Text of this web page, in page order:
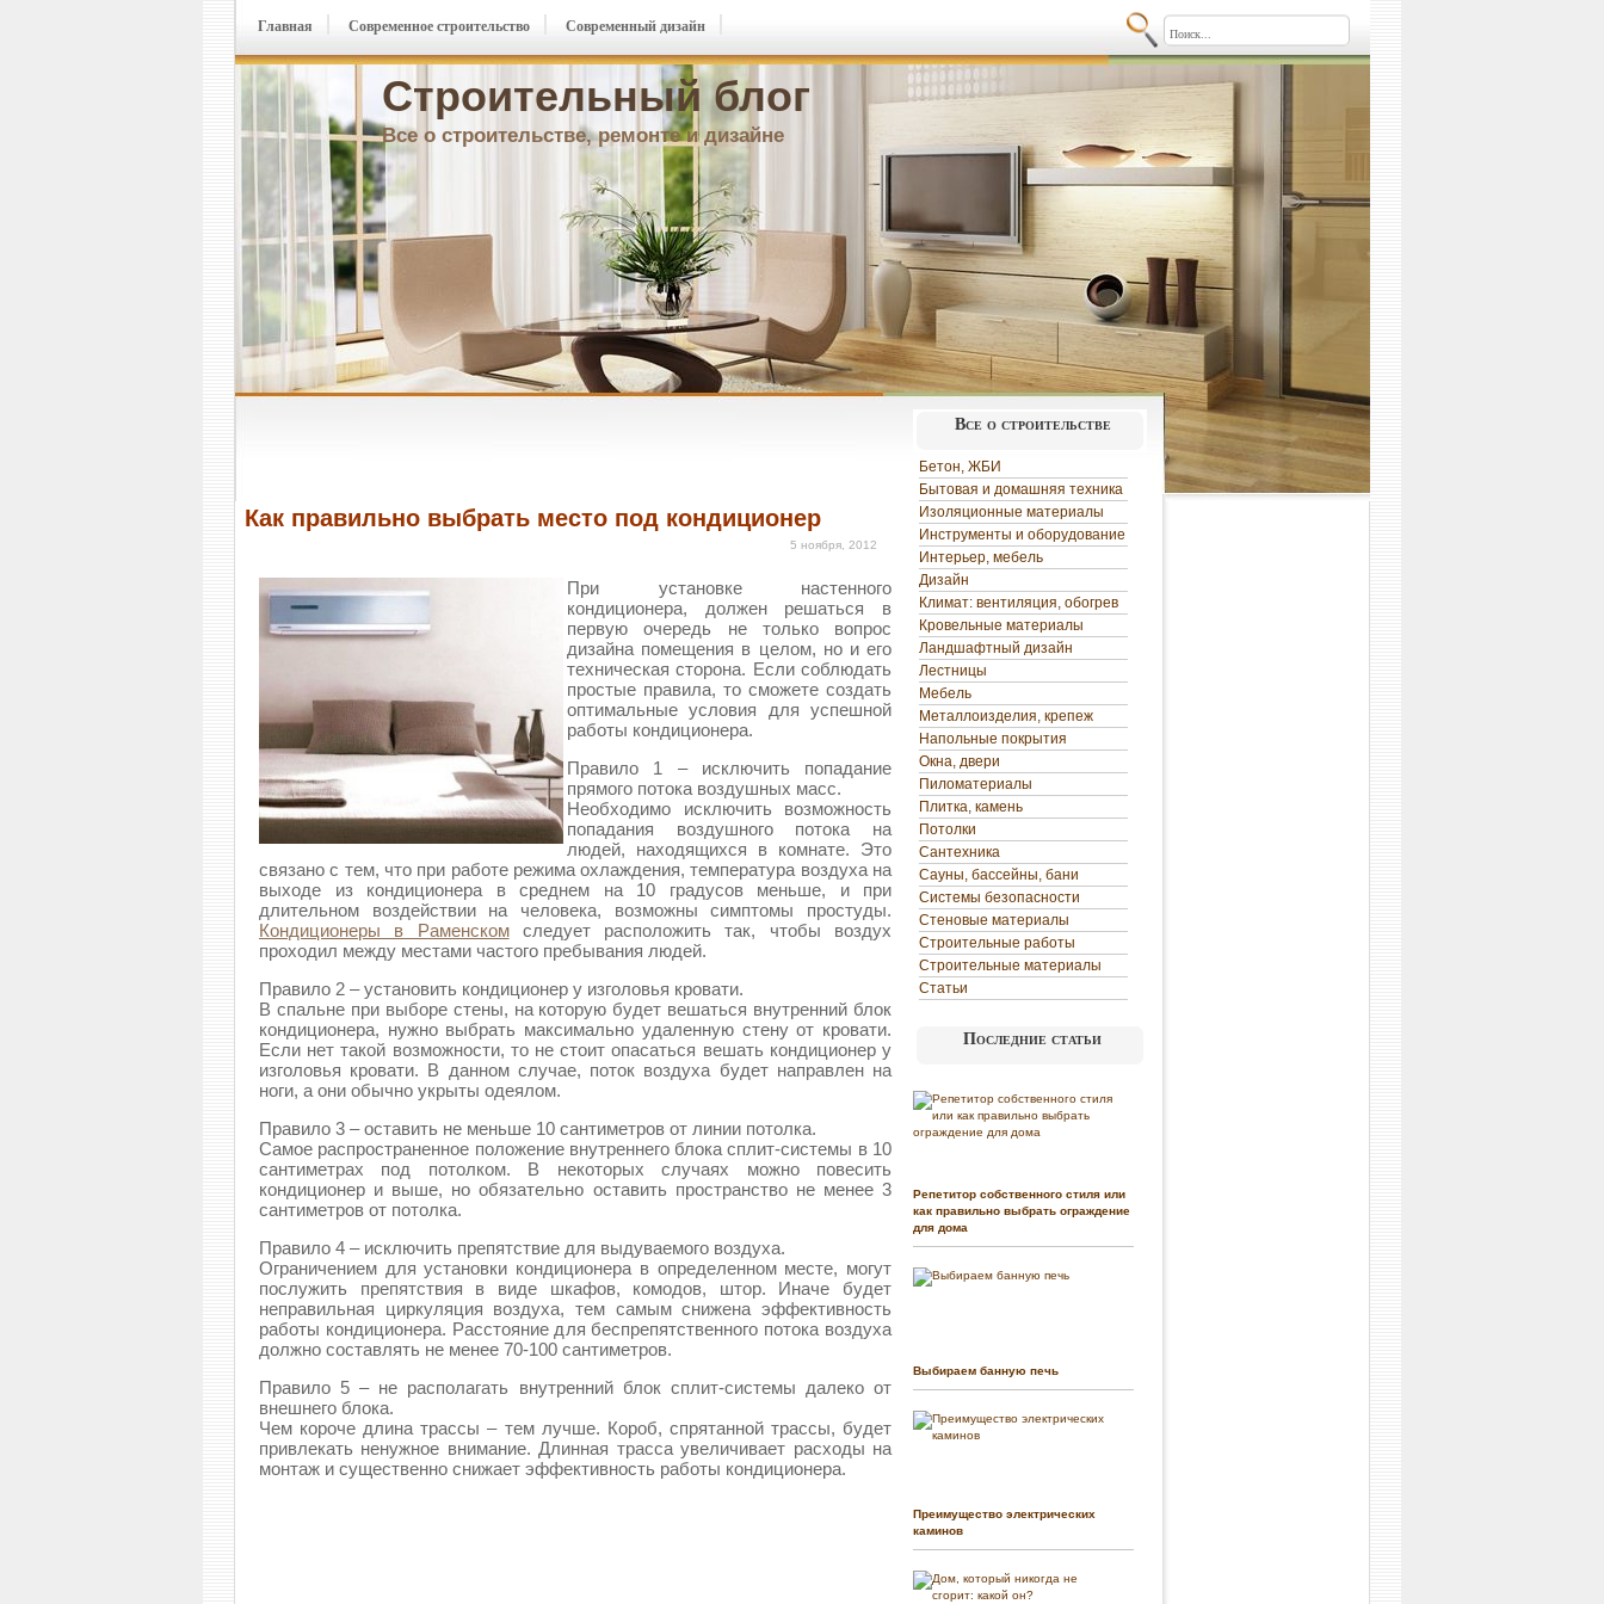
Строительный блог
Все о строительстве, ремонте и дизайне
Главная Современное строительство Современный дизайн
Как правильно выбрать место под кондиционер
5 ноября, 2012
При установке настенного
кондиционера, должен решаться в
первую очередь не только вопрос
дизайна помещения в целом, но и его
техническая сторона. Если соблюдать
простые правила, то сможете создать
оптимальные условия для успешной
работы кондиционера.
Правило 1 – исключить попадание
прямого потока воздушных масс.
Необходимо исключить возможность
попадания воздушного потока на
людей, находящихся в комнате. Это
связано с тем, что при работе режима охлаждения, температура воздуха на
выходе из кондиционера в среднем на 10 градусов меньше, и при
длительном воздействии на человека, возможны симптомы простуды.
Кондиционеры в Раменскомследует расположить так, чтобы воздух
проходил между местами частого пребывания людей.
Правило 2 – установить кондиционер у изголовья кровати.
В спальне при выборе стены, на которую будет вешаться внутренний блок
кондиционера, нужно выбрать максимально удаленную стену от кровати.
Если нет такой возможности, то не стоит опасаться вешать кондиционер у
изголовья кровати. В данном случае, поток воздуха будет направлен на
ноги, а они обычно укрыты одеялом.
Правило 3 – оставить не меньше 10 сантиметров от линии потолка.
Самое распространенное положение внутреннего блока сплит-системы в 10
сантиметрах под потолком. В некоторых случаях можно повесить
кондиционер и выше, но обязательно оставить пространство не менее 3
сантиметров от потолка.
Правило 4 – исключить препятствие для выдуваемого воздуха.
Ограничением для установки кондиционера в определенном месте, могут
послужить препятствия в виде шкафов, комодов, штор. Иначе будет
неправильная циркуляция воздуха, тем самым снижена эффективность
работы кондиционера. Расстояние для беспрепятственного потока воздуха
должно составлять не менее 70-100 сантиметров.
Правило 5 – не располагать внутренний блок сплит-системы далеко от
внешнего блока.
Чем короче длина трассы – тем лучше. Короб, спрятанной трассы, будет
привлекать ненужное внимание. Длинная трасса увеличивает расходы на
монтаж и существенно снижает эффективность работы кондиционера.
Все о строительстве
Бетон, ЖБИ
Бытовая и домашняя техника
Изоляционные материалы
Инструменты и оборудование
Интерьер, мебель
Дизайн
Климат: вентиляция, обогрев
Кровельные материалы
Ландшафтный дизайн
Лестницы
Мебель
Металлоизделия, крепеж
Напольные покрытия
Окна, двери
Пиломатериалы
Плитка, камень
Потолки
Сантехника
Сауны, бассейны, бани
Системы безопасности
Стеновые материалы
Строительные работы
Строительные материалы
Статьи
Последние статьи
Репетитор собственного стиля или
как правильно выбрать ограждение
для дома
Выбираем банную печь
Преимущество электрических
каминов